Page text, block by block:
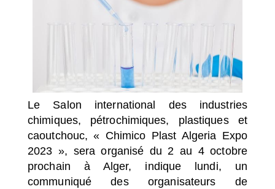
Le Salon international des industries
chimiques, pétrochimiques, plastiques et
caoutchouc, « Chimico Plast Algeria Expo
2023 », sera organisé du 2 au 4 octobre
prochain à Alger, indique lundi, un
communiqué des organisateurs de